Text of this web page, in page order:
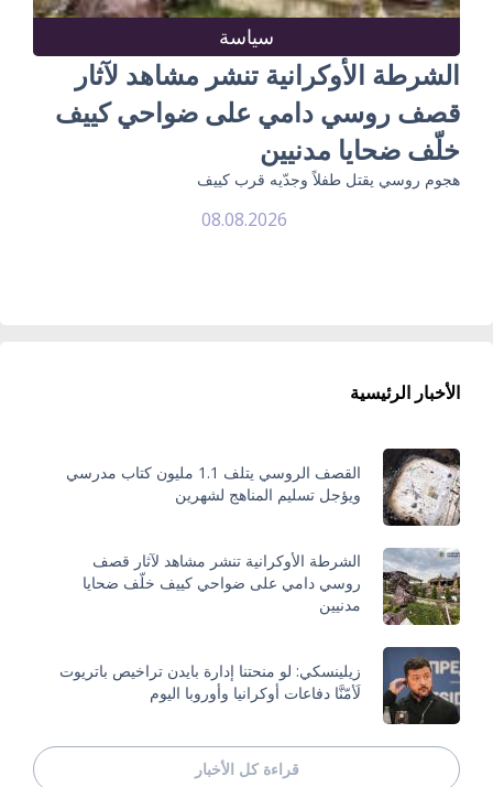
سياسة
الشرطة الأوكرانية تنشر مشاهد لآثار
قصف روسي دامي على ضواحي كييف
خلّف ضحايا مدنيين
هجوم روسي يقتل طفلاً وجدّيه قرب كييف
08.08.2026
الأخبار الرئيسية
القصف الروسي يتلف 1.1 مليون كتاب مدرسي
ويؤجل تسليم المناهج لشهرين
الشرطة الأوكرانية تنشر مشاهد لآثار قصف
روسي دامي على ضواحي كييف خلّف ضحايا
مدنيين
زيلينسكي: لو منحتنا إدارة بايدن تراخيص باتريوت
لَأمّنَّا دفاعات أوكرانيا وأوروبا اليوم
قراءة كل الأخبار